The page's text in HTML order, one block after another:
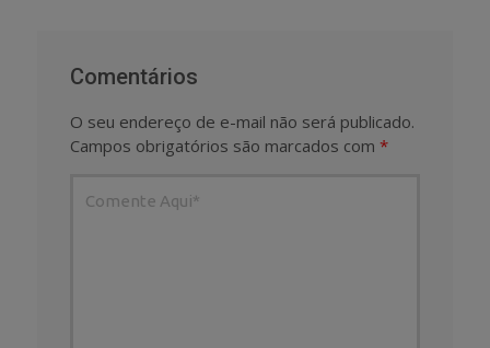
Comentários
O seu endereço de e-mail não será publicado.
Campos obrigatórios são marcados com *